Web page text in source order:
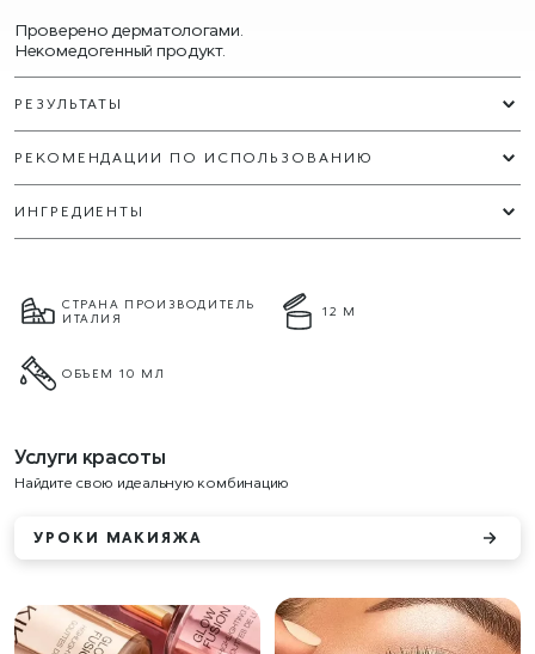
Проверено дерматологами.
Некомедогенный продукт.
РЕЗУЛЬТАТЫ
РЕКОМЕНДАЦИИ ПО ИСПОЛЬЗОВАНИЮ
ИНГРЕДИЕНТЫ
СТРАНА ПРОИЗВОДИТЕЛЬ
ИТАЛИЯ
12 М
ОБЪЕМ 10 МЛ
Услуги красоты
Найдите свою идеальную комбинацию
УРОКИ МАКИЯЖА